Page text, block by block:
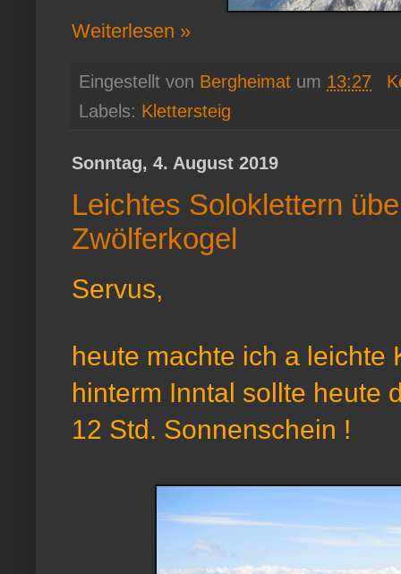
Weiterlesen »
Eingestellt von Bergheimat um 13:27
Labels: Klettersteig
Sonntag, 4. August 2019
Leichtes Soloklettern
Zwölferkogel
Servus,
heute machte ich a leichte
hinterm Inntal sollte heute
12 Std. Sonnenschein !